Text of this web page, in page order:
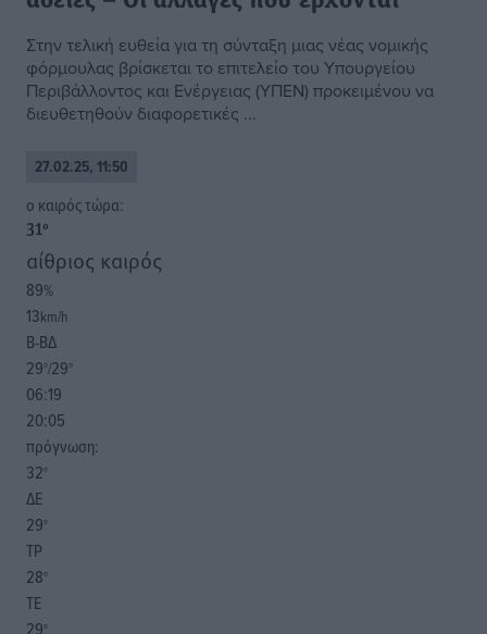
Στην τελική ευθεία για τη σύνταξη μιας νέας νομικής
φόρμουλας βρίσκεται το επιτελείο του Υπουργείου
Περιβάλλοντος και Ενέργειας (ΥΠΕΝ) προκειμένου να
διευθετηθούν διαφορετικές ...
27.02.25, 11:50
o καιρός τώρα:
31°
αίθριος καιρός
89%
13km/h
Β-ΒΔ
29°/29°
06:19
20:05
πρόγνωση:
32°
ΔΕ
29°
ΤΡ
28°
ΤΕ
29°